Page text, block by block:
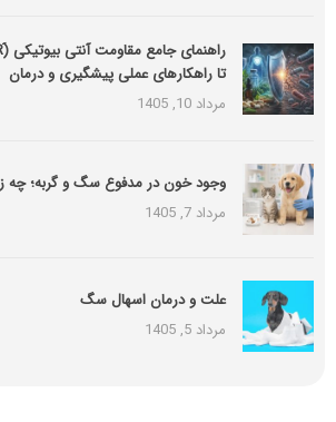
تا راهکارهای عملی پیشگیری و درمان
مرداد 10, 1405
وجود خون در مدفوع سگ و گربه؛ چه
مرداد 7, 1405
علت و درمان اسهال سگ
مرداد 5, 1405